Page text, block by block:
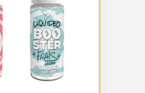
prix :
1,29 €
10,99 €